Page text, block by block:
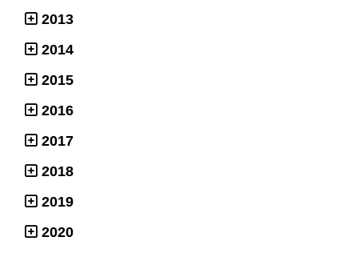
2013
2014
2015
2016
2017
2018
2019
2020